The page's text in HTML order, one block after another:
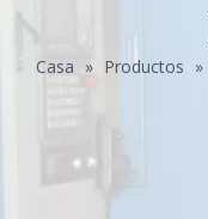
Casa » Productos »